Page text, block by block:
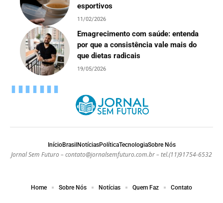
esportivos
11/02/2026
Emagrecimento com saúde: entenda
por que a consistência vale mais do
que dietas radicais
19/05/2026
InícioBrasil NotíciasPolíticaTecnologiaSobre Nós
Jornal Sem Futuro –contato@jornalsemfuturo.com.br– tel.(11)91754-6532
Home Sobre Nós Notícias Quem Faz Contato